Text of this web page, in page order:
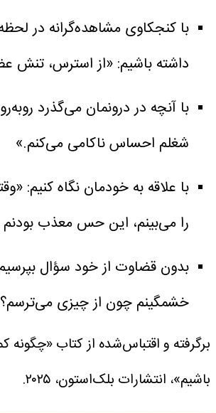
با کنجکاوی مشاهده‌گرانه در
داشته باشیم: «از استرس، تنش
با آنچه در درونمان می‌گذرد
شغلم احساس ناکامی می‌کنم.»
با علاقه به خودمان نگاه کنیم:
را می‌بینم، این حس معذب
بدون قضاوت از خود سؤال
خشمگینم چون از چیزی
برگرفته و اقتباس‌شده از کتاب «چگونه
باشیم»، انتشارات بلک‌استون، ۲۰۲۵.